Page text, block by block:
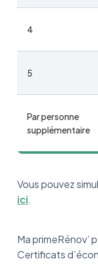
4
5
Par personne
supplémentaire
Vous pouvez
ici.
Ma primeRénov’
Certificats